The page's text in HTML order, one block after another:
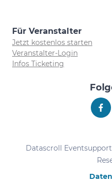
Für Veranstalter
Jetzt kostenlos starten
Veranstalter-Login
Infos Ticketing
Datascroll